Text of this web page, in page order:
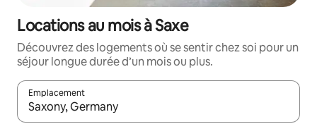
Locations au mois à Saxe
Découvrez des logements où se sentir chez soi pour un
séjour longue durée d’un mois ou plus.
Emplacement
Quand les résultats sont affichés, parcourez-les en utilisant